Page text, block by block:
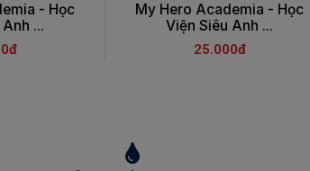
- Học
...
My Hero Academia - Học
Viện Siêu Anh ...
25.000đ